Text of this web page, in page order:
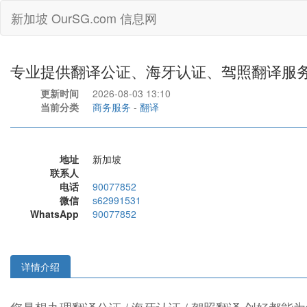
新加坡 OurSG.com 信息网
专业提供翻译公证、海牙认证、驾照翻译服
更新时间
2026-08-03 13:10
当前分类
商务服务 - 翻译
地址
新加坡
联系人
电话
90077852
微信
s62991531
WhatsApp
90077852
详情介绍